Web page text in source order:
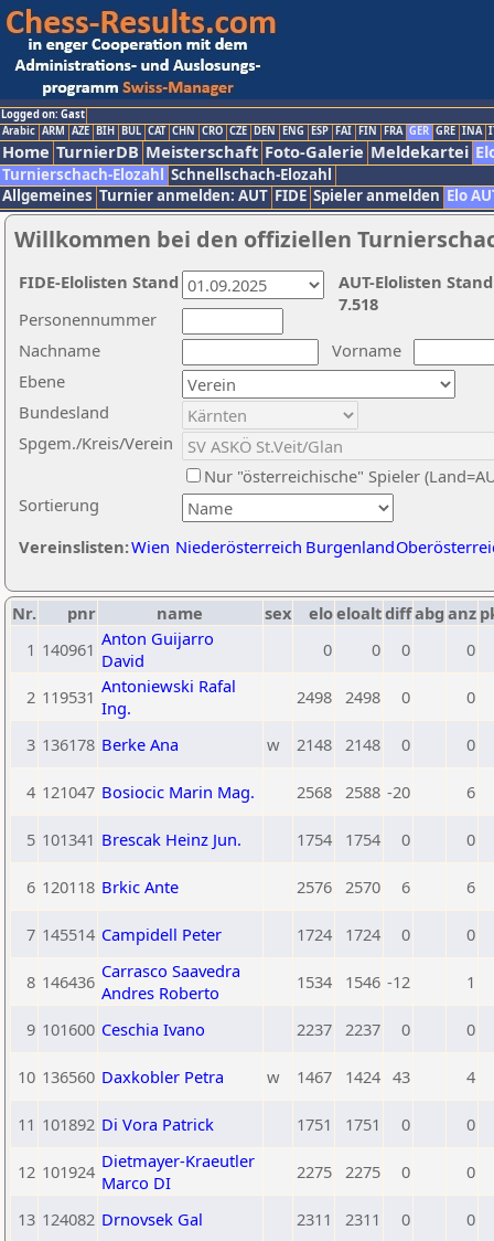
Logged on: Gast
Arabic ARM AZE BIH BUL CAT CHN CRO CZE DEN ENG ESP FAI FIN FRA GER GRE INA
Home TurnierDB Meisterschaft Foto-Galerie Meldekartei
Turnierschach-Elozahl Schnellschach-Elozahl
Allgemeines Turnier anmelden: AUT FIDE Spieler anmelden Elo
Willkommen bei den offiziellen
Nachname
Vorname
Ebene
Sortierung
Personennummer
Bundesland
Spgem./Kreis/Verein
Nur "österreichische" Spieler
Vereinslisten:Wien Niederösterreich Burgenland
AUT-Elolisten
7.518
FIDE-Elolisten Stand
Nr. pnr name sex eloeloaltdiffabg anz
1 140961 Anton Guijarro
David
0 0 0 0
2 119531 Antoniewski Rafal
Ing.
2498 2498 0 0
3 136178 Berke Ana w 2148 2148 0 0
4 121047 Bosiocic Marin Mag. 2568 2588 -20 6
5 101341 Brescak Heinz Jun. 1754 1754 0 0
6 120118 Brkic Ante 2576 2570 6 6
7 145514 Campidell Peter 1724 1724 0 0
8 146436 Carrasco Saavedra
Andres Roberto
1534 1546 -12 1
9 101600 Ceschia Ivano 2237 2237 0 0
10 136560 Daxkobler Petra w 1467 1424 43 4
11 101892 Di Vora Patrick 1751 1751 0 0
12 101924 Dietmayer-Kraeutler
Marco DI
2275 2275 0 0
13 124082 Drnovsek Gal 2311 2311 0 0